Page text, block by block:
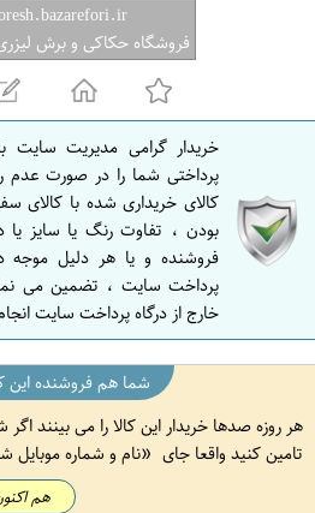
فروشگاه حکاکی و برش
خریدار گرامی مدیریت سایت
پرداختی شما را در صورت
کالای خریداری شده با کالای
بودن ، تفاوت رنگ یا سایز
فروشنده و یا هر دلیل موجه
پرداخت سایت ، تضمین می
خارج از درگاه پرداخت سایت
شما هم فروشنده این
هر روزه صدها خریدار این کالا را می بینند اگر
تامین کنید واقعا جای
نام و شماره موبایل
هم